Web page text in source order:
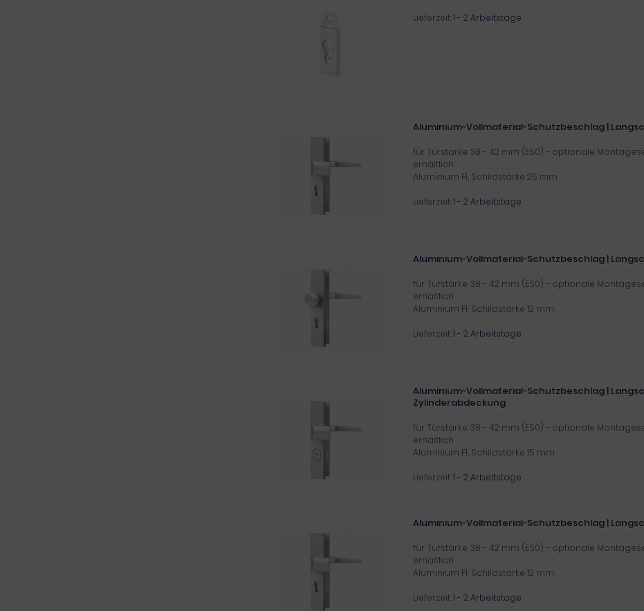
Lieferzeit:1 - 2 Arbeitstage
Aluminium-Vollmaterial-Schutzbeschlag |
für Türstärke: 38 - 42 mm (ES0) - optionale
erhältlich
Aluminium F1, Schildstärke 25 mm
Lieferzeit:1 - 2 Arbeitstage
Aluminium-Vollmaterial-Schutzbeschlag |
für Türstärke: 38 - 42 mm (ES0) - optionale
erhältlich
Aluminium F1, Schildstärke 12 mm
Lieferzeit:1 - 2 Arbeitstage
Aluminium-Vollmaterial-Schutzbeschlag |
Zylinderabdeckung
für Türstärke: 38 - 42 mm (ES0) - optionale
erhältlich
Aluminium F1, Schildstärke 15 mm
Lieferzeit:1 - 2 Arbeitstage
Aluminium-Vollmaterial-Schutzbeschlag |
für Türstärke: 38 - 42 mm (ES0) - optionale
erhältlich
Aluminium F1, Schildstärke 12 mm
Lieferzeit:1 - 2 Arbeitstage